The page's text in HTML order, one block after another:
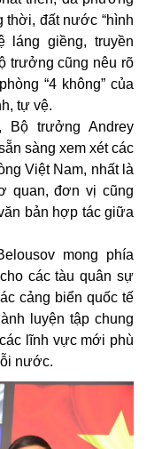
thời, đất nước “hình
láng giềng, truyền
trưởng cũng nêu rõ
“4 không” của
tự vệ.
Bộ trưởng Andrey
sàng xem xét các
Việt Nam, nhất là
quan, đơn vị cũng
bản hợp tác giữa
mong phía
các tàu quân sự
cảng biển quốc tế
luyện tập chung
lĩnh vực mới phù
nước.